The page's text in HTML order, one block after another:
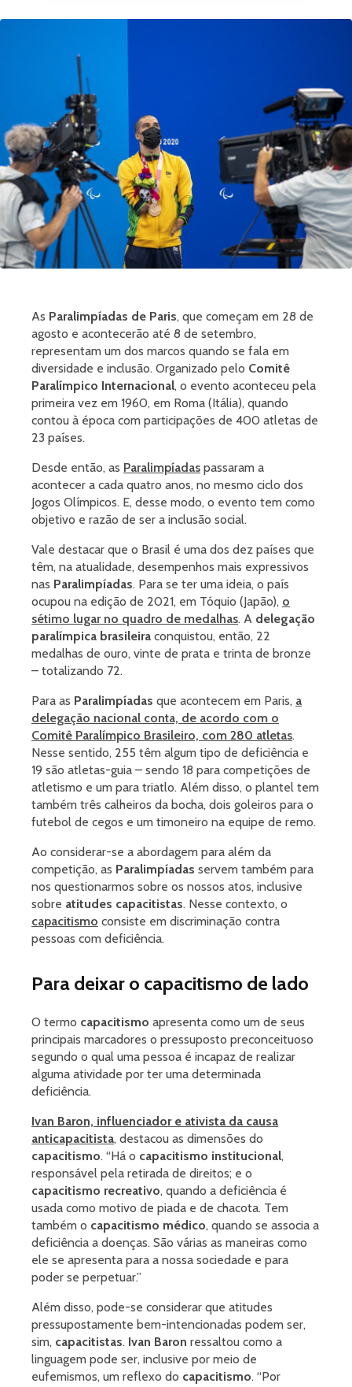
As Paralimpíadas de Paris, que começam em 28 de
agosto e acontecerão até 8 de setembro,
representam um dos marcos quando se fala em
diversidade e inclusão. Organizado pelo Comitê
Paralímpico Internacional, o evento aconteceu pela
primeira vez em 1960, em Roma (Itália), quando
contou à época com participações de 400 atletas de
23 países.
Desde então, as Paralimpíadas passaram a
acontecer a cada quatro anos, no mesmo ciclo dos
Jogos Olímpicos. E, desse modo, o evento tem como
objetivo e razão de ser a inclusão social.
Vale destacar que o Brasil é uma dos dez países que
têm, na atualidade, desempenhos mais expressivos
nas Paralimpíadas. Para se ter uma ideia, o país
ocupou na edição de 2021, em Tóquio (Japão), o
sétimo lugar no quadro de medalhas. A delegação
paralímpica brasileira conquistou, então, 22
medalhas de ouro, vinte de prata e trinta de bronze
– totalizando 72.
Para as Paralimpíadas que acontecem em Paris, a
delegação nacional conta, de acordo com o
Comitê Paralímpico Brasileiro, com 280 atletas.
Nesse sentido, 255 têm algum tipo de deficiência e
19 são atletas-guia – sendo 18 para competições de
atletismo e um para triatlo. Além disso, o plantel tem
também três calheiros da bocha, dois goleiros para o
futebol de cegos e um timoneiro na equipe de remo.
Ao considerar-se a abordagem para além da
competição, as Paralimpíadas servem também para
nos questionarmos sobre os nossos atos, inclusive
sobre atitudes capacitistas. Nesse contexto, o
capacitismo consiste em discriminação contra
pessoas com deficiência.
Para deixar o capacitismo de lado
O termo capacitismo apresenta como um de seus
principais marcadores o pressuposto preconceituoso
segundo o qual uma pessoa é incapaz de realizar
alguma atividade por ter uma determinada
deficiência.
Ivan Baron, influenciador e ativista da causa
anticapacitista, destacou as dimensões do
capacitismo. “Há o capacitismo institucional,
responsável pela retirada de direitos; e o
capacitismo recreativo, quando a deficiência é
usada como motivo de piada e de chacota. Tem
também o capacitismo médico, quando se associa a
deficiência a doenças. São várias as maneiras como
ele se apresenta para a nossa sociedade e para
poder se perpetuar.”
Além disso, pode-se considerar que atitudes
pressupostamente bem-intencionadas podem ser,
sim, capacitistas. Ivan Baron ressaltou como a
linguagem pode ser, inclusive por meio de
eufemismos, um reflexo do capacitismo. “Por